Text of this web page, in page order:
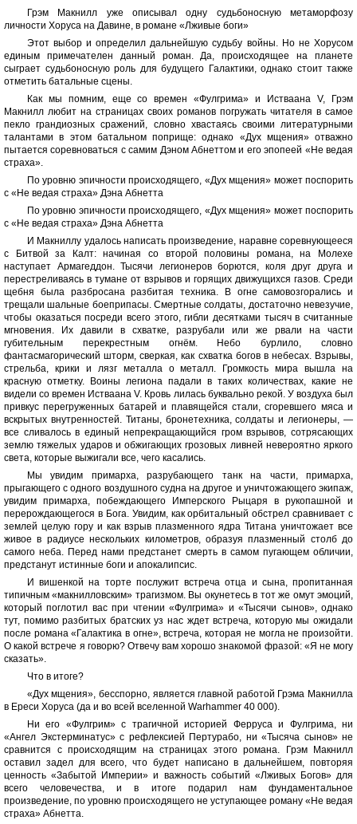
Грэм Макнилл уже описывал одну судьбоносную метаморфозу
личности Хоруса на Давине, в романе «Лживые боги»
Этот выбор и определил дальнейшую судьбу войны. Но не Хорусом
единым примечателен данный роман. Да, происходящее на планете
сыграет судьбоносную роль для будущего Галактики, однако стоит также
отметить батальные сцены.
Как мы помним, еще со времен «Фулгрима» и Истваана V, Грэм
Макнилл любит на страницах своих романов погружать читателя в самое
пекло грандиозных сражений, словно хвастаясь своими литературными
талантами в этом батальном поприще: однако «Дух мщения» отважно
пытается соревноваться с самим Дэном Абнеттом и его эпопеей «Не ведая
страха».
По уровню эпичности происходящего, «Дух мщения» может поспорить
с «Не ведая страха» Дэна Абнетта
По уровню эпичности происходящего, «Дух мщения» может поспорить
с «Не ведая страха» Дэна Абнетта
И Макниллу удалось написать произведение, наравне соревнующееся
с Битвой за Калт: начиная со второй половины романа, на Молехе
наступает Армагеддон. Тысячи легионеров борются, коля друг друга и
перестреливаясь в тумане от взрывов и горящих движущихся газов. Среди
щебня была разбросана разбитая техника. В огне самовозгорались и
трещали шальные боеприпасы. Смертные солдаты, достаточно невезучие,
чтобы оказаться посреди всего этого, гибли десятками тысяч в считанные
мгновения. Их давили в схватке, разрубали или же рвали на части
губительным перекрестным огнём. Небо бурлило, словно
фантасмагорический шторм, сверкая, как схватка богов в небесах. Взрывы,
стрельба, крики и лязг металла о металл. Громкость мира вышла на
красную отметку. Воины легиона падали в таких количествах, какие не
видели со времен Истваана V. Кровь лилась буквально рекой. У воздуха был
привкус перегруженных батарей и плавящейся стали, сгоревшего мяса и
вскрытых внутренностей. Титаны, бронетехника, солдаты и легионеры, —
все сливалось в единый непрекращающийся гром взрывов, сотрясающих
землю тяжелых ударов и обжигающих грозовых ливней невероятно яркого
света, которые выжигали все, чего касались.
Мы увидим примарха, разрубающего танк на части, примарха,
прыгающего с одного воздушного судна на другое и уничтожающего экипаж,
увидим примарха, побеждающего Имперского Рыцаря в рукопашной и
перерождающегося в Бога. Увидим, как орбитальный обстрел сравнивает с
землей целую гору и как взрыв плазменного ядра Титана уничтожает все
живое в радиусе нескольких километров, образуя плазменный столб до
самого неба. Перед нами предстанет смерть в самом пугающем обличии,
предстанут истинные боги и апокалипсис.
И вишенкой на торте послужит встреча отца и сына, пропитанная
типичным «макнилловским» трагизмом. Вы окунетесь в тот же омут эмоций,
который поглотил вас при чтении «Фулгрима» и «Тысячи сынов», однако
тут, помимо разбитых братских уз нас ждет встреча, которую мы ожидали
после романа «Галактика в огне», встреча, которая не могла не произойти.
О какой встрече я говорю? Отвечу вам хорошо знакомой фразой: «Я не могу
сказать».
Что в итоге?
«Дух мщения», бесспорно, является главной работой Грэма Макнилла
в Ереси Хоруса (да и во всей вселенной Warhammer 40 000).
Ни его «Фулгрим» с трагичной историей Ферруса и Фулгрима, ни
«Ангел Экстерминатус» с рефлексией Пертурабо, ни «Тысяча сынов» не
сравнится с происходящим на страницах этого романа. Грэм Макнилл
оставил задел для всего, что будет написано в дальнейшем, повторяя
ценность «Забытой Империи» и важность событий «Лживых Богов» для
всего человечества, и в итоге подарил нам фундаментальное
произведение, по уровню происходящего не уступающее роману «Не ведая
страха» Абнетта.